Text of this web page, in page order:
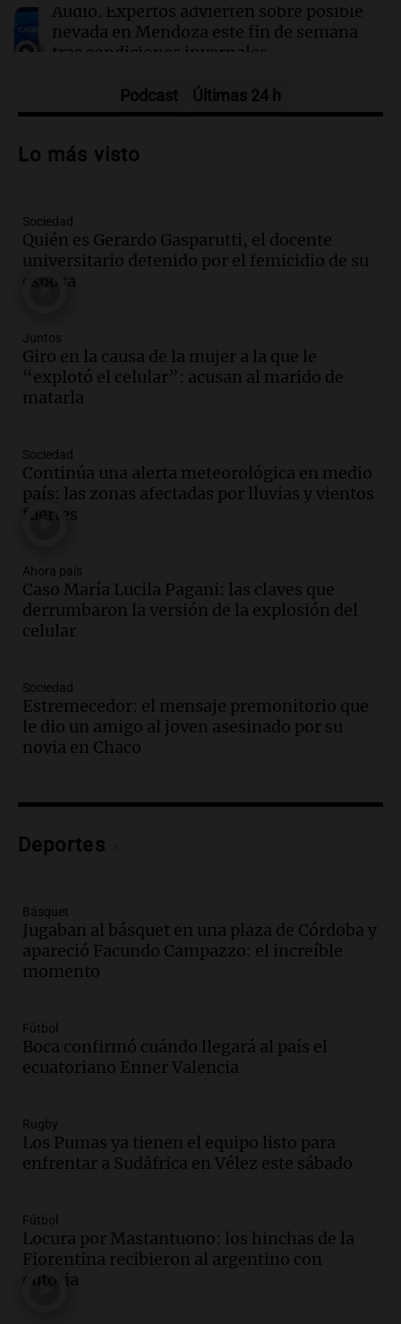
Audio. Expertos advierten sobre posible
nevada en Mendoza este fin de semana
tras condiciones invernales
Audio.Padres presentes, pero
cuando el padre mira mucho el teléfono?
Audio.
Tecnológico en Villa María con dos
edificios icónicos
Panorama Federal
Audio.
árbitros bajo la lupa tras fallos
controvertidos
Panorama Federal
para modificar proyecto de propiedad
privada en el Senado Nacional
Panorama Federal
Episodios
contrato entre cooperativa argentina y
Huawei en Neuquén
Panorama Federal
Episodios
la presencia de 70.000 bolivianos en la
provincia y su integración
Panorama Federal
Episodios
siempre: ''Difundan el milagro''"
Episodios
de Casa del Encuentro
Panorama Federal
Episodios
Audio.
Procrear en la provincia
Panorama Federal
Episodios
y críticas entre senadores
Panorama Federal
Episodios
un pilar cultural y social según Antonio
Marocco
Panorama Federal
Episodios
Podcast Últimas 24 h
Lo más visto
Sociedad
Quién es Gerardo Gasparutti, el docente
universitario detenido por el femicidio de su
esposa
Juntos
Giro en la causa de la mujer a la que le
“explotó el celular”: acusan al marido de
matarla
Sociedad
Continúa una alerta meteorológica en medio
país: las zonas afectadas por lluvias y vientos
fuertes
Ahora país
Caso María Lucila Pagani: las claves que
derrumbaron la versión de la explosión del
celular
Sociedad
Estremecedor: el mensaje premonitorio que
le dio un amigo al joven asesinado por su
novia en Chaco
Deportes
Básquet
Jugaban al básquet en una plaza de Córdoba y
apareció Facundo Campazzo: el increíble
momento
Fútbol
Boca confirmó cuándo llegará al país el
ecuatoriano Enner Valencia
Rugby
Los Pumas ya tienen el equipo listo para
enfrentar a Sudáfrica en Vélez este sábado
Fútbol
Locura por Mastantuono: los hinchas de la
Fiorentina recibieron al argentino con
euforia